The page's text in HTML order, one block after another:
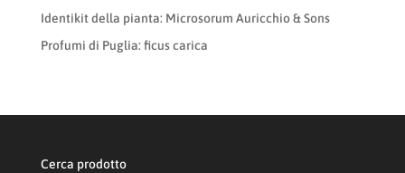
Identikit della pianta: Microsorum Auricchio & Sons
Profumi di Puglia: ficus carica
Cerca prodotto